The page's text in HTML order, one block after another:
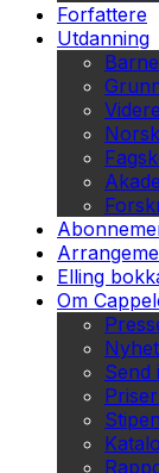
Forfattere
Utdanning
Elling
Om
Send